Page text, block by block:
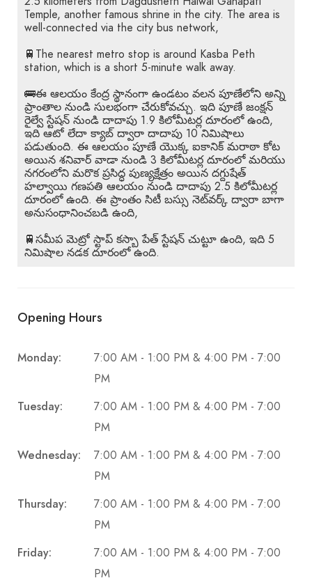
Temple, another famous shrine in the city. The area is
well-connected via the city bus network,
🚆The nearest metro stop is around Kasba Peth
station, which is a short 5-minute walk away.
🚌ఈ ఆలయం కేంద్ర స్థానంగా ఉండటం వలన పూణేలోని అన్ని
ప్రాంతాల నుండి సులభంగా చేరుకోవచ్చు. ఇది పూణే జంక్షన్
రైల్వే స్టేషన్ నుండి దాదాపు 1.9 కిలోమీటర్ల దూరంలో ఉంది,
ఇది ఆటో లేదా క్యాబ్ ద్వారా దాదాపు 10 నిమిషాలు
పడుతుంది. ఈ ఆలయం పూణే యొక్క ఐకానిక్ మరాఠా కోట
అయిన శనివార్ వాడా నుండి 3 కిలోమీటర్ల దూరంలో మరియు
నగరంలోని మరొక ప్రసిద్ధ పుణ్యక్షేత్రం అయిన దగ్దుషేత్
హల్వాయి గణపతి ఆలయం నుండి దాదాపు 2.5 కిలోమీటర్ల
దూరంలో ఉంది. ఈ ప్రాంతం సిటీ బస్సు నెట్‌వర్క్ ద్వారా బాగా
అనుసంధానించబడి ఉంది,
🚆సమీప మెట్రో స్టాప్ కస్బా పేత్ స్టేషన్ చుట్టూ ఉంది, ఇది 5
నిమిషాల నడక దూరంలో ఉంది.
Opening Hours
Monday:
7:00 AM - 1:00 PM & 4:00 PM - 7:00
PM
Tuesday:
7:00 AM - 1:00 PM & 4:00 PM - 7:00
PM
Wednesday:
7:00 AM - 1:00 PM & 4:00 PM - 7:00
PM
Thursday:
7:00 AM - 1:00 PM & 4:00 PM - 7:00
PM
Friday:
7:00 AM - 1:00 PM & 4:00 PM - 7:00
PM